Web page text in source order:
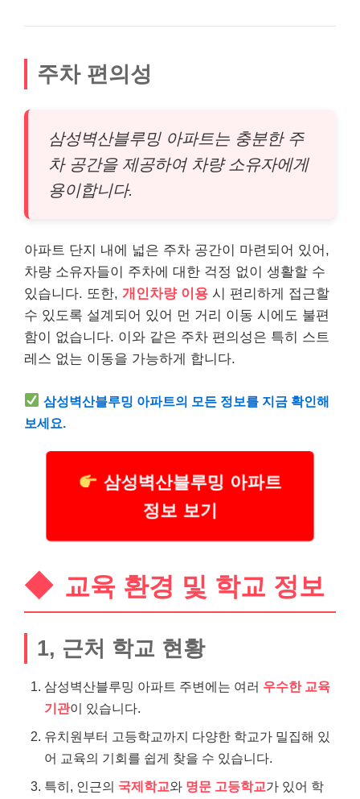
주차 편의성
삼성벽산블루밍 아파트는 충분한 주
차 공간을 제공하여 차량 소유자에게
용이합니다.
아파트 단지 내에 넓은 주차 공간이 마련되어 있어,
차량 소유자들이 주차에 대한 걱정 없이 생활할 수
있습니다. 또한, 개인차량 이용 시 편리하게 접근할
수 있도록 설계되어 있어 먼 거리 이동 시에도 불편
함이 없습니다. 이와 같은 주차 편의성은 특히 스트
레스 없는 이동을 가능하게 합니다.
삼성벽산블루밍 아파트의 모든 정보를 지금 확인해
보세요.
삼성벽산블루밍 아파트
정보 보기
교육 환경 및 학교 정보
1, 근처 학교 현황
삼성벽산블루밍 아파트 주변에는 여러 우수한 교육
기관이 있습니다.
유치원부터 고등학교까지 다양한 학교가 밀집해 있
어 교육의 기회를 쉽게 찾을 수 있습니다.
특히, 인근의 국제학교와 명문 고등학교가 있어 학